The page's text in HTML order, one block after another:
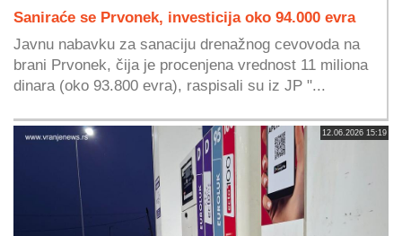
Saniraće se Prvonek, investicija oko 94.000 evra
Javnu nabavku za sanaciju drenažnog cevovoda na
brani Prvonek, čija je procenjena vrednost 11 miliona
dinara (oko 93.800 evra), raspisali su iz JP "...
12.06.2026 15:19